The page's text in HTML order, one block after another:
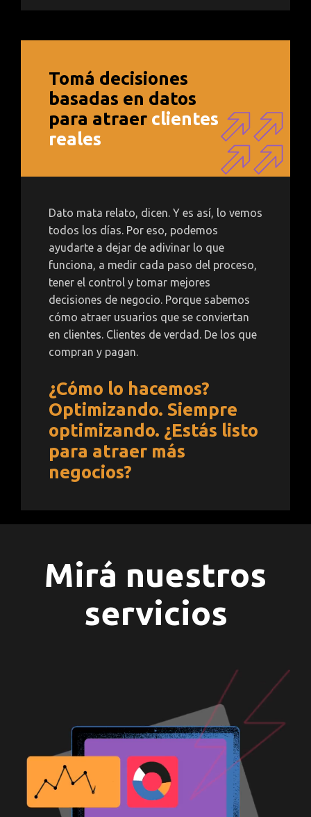
Dato mata relato, dicen. Y es así, lo vemos
todos los días. Por eso, podemos
ayudarte a dejar de adivinar lo que
funciona, a medir cada paso del proceso,
tener el control y tomar mejores
decisiones de negocio. Porque sabemos
cómo atraer usuarios que se conviertan
en clientes. Clientes de verdad. De los que
compran y pagan.
¿Cómo lo hacemos?
Optimizando. Siempre
optimizando. ¿Estás listo
para atraer más
negocios?
Tomá decisiones
basadas en datos
para atraer clientes
reales
Mirá nuestros
servicios